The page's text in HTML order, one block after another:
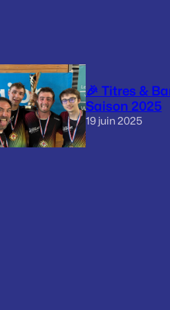
🎉 Titres &
Saison 2025
19 juin 2025